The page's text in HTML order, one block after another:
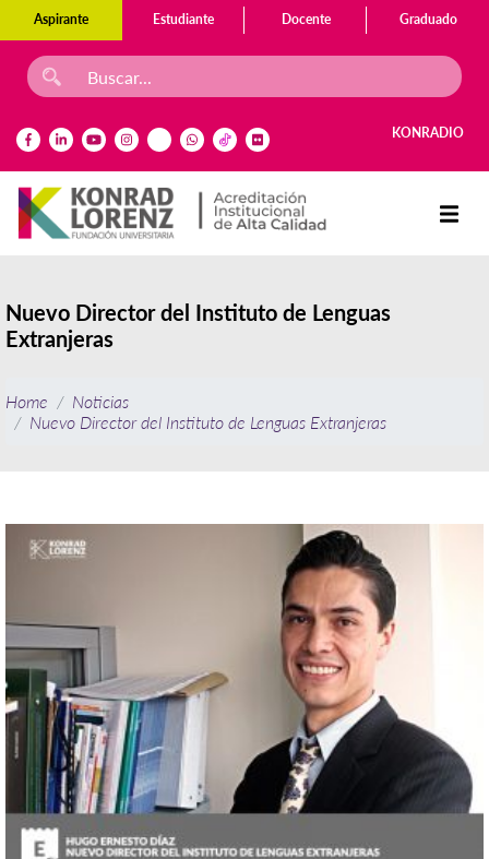
Aspirante Estudiante Docente Graduado
KONRADIO
Nuevo Director del Instituto de Lenguas
Extranjeras
Home
Noticias
Nuevo Director del Instituto de Lenguas Extranjeras